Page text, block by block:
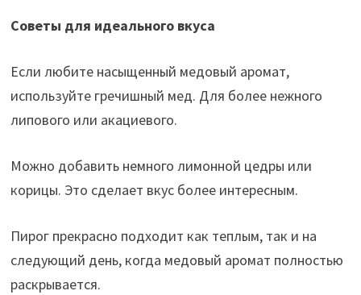
Советы для идеального вкуса
Если любите насыщенный медовый аромат,
используйте гречишный мед. Для более нежного
липового или акациевого.
Можно добавить немного лимонной цедры или
корицы. Это сделает вкус более интересным.
Пирог прекрасно подходит как теплым, так и на
следующий день, когда медовый аромат полностью
раскрывается.